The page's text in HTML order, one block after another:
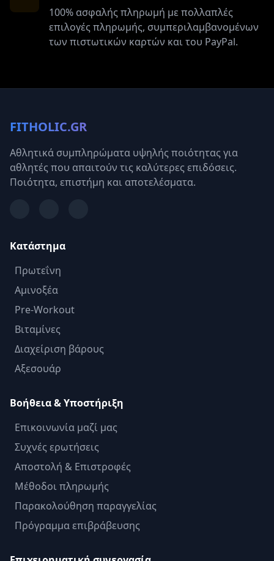
100% ασφαλής πληρωμή με πολλαπλές
επιλογές πληρωμής, συμπεριλαμβανομένων
των πιστωτικών καρτών και του PayPal.
FITHOLIC.GR
Αθλητικά συμπληρώματα υψηλής ποιότητας για
αθλητές που απαιτούν τις καλύτερες επιδόσεις.
Ποιότητα, επιστήμη και αποτελέσματα.
Κατάστημα
Πρωτεΐνη
Αμινοξέα
Pre-Workout
Βιταμίνες
Διαχείριση βάρους
Αξεσουάρ
Βοήθεια & Υποστήριξη
Επικοινωνία μαζί μας
Συχνές ερωτήσεις
Αποστολή & Επιστροφές
Μέθοδοι πληρωμής
Παρακολούθηση παραγγελίας
Πρόγραμμα επιβράβευσης